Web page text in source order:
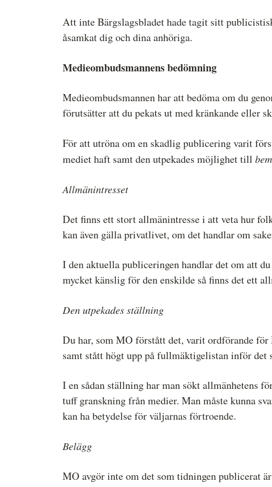
Att inte Bärgslagsbladet hade tagit sitt
åsamkat dig och dina anhöriga.
Medieombudsmannens bedömning
Medieombudsmannen har att bedöma om du
förutsätter att du pekats ut med kränkande eller
För att utröna om en skadlig publicering varit
mediet haft samt den utpekades möjlighet till
Allmänintresset
Det finns ett stort allmänintresse i att veta hur
kan även gälla privatlivet, om det handlar om
I den aktuella publiceringen handlar det om att
mycket känslig för den enskilde så finns det ett
Den utpekades ställning
Du har, som MO förstått det, varit ordförande
samt stått högt upp på fullmäktigelistan inför det
I en sådan ställning har man sökt allmänhetens
tuff granskning från medier. Man måste kunna
kan ha betydelse för väljarnas förtroende.
Belägg
MO avgör inte om det som tidningen publicerat